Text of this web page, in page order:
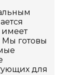
имеет
Мы готовы
для